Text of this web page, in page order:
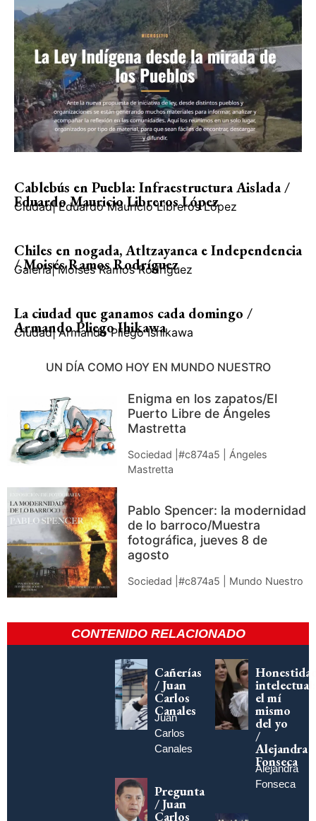
Cablebús en Puebla: Infraestructura Aislada /
Eduardo Mauricio Libreros López
Ciudad| Eduardo Mauricio Libreros López
Chiles en nogada, Atltzayanca e Independencia
/ Moisés Ramos Rodríguez
Galería| Moisés Ramos Rodríguez
La ciudad que ganamos cada domingo /
Armando Pliego Ihikawa
Ciudad| Armando Pliego Ishikawa
UN DÍA COMO HOY EN MUNDO NUESTRO
Enigma en los zapatos/El
Puerto Libre de Ángeles
Mastretta
Sociedad |#c874a5 | Ángeles
Mastretta
Pablo Spencer: la modernidad
de lo barroco/Muestra
fotográfica, jueves 8 de
agosto
Sociedad |#c874a5 | Mundo Nuestro
CONTENIDO RELACIONADO
Cañerías
/ Juan
Carlos
Canales
Juan
Carlos
Canales
Pregunta
/ Juan
Carlos
intelectual:
el mí
mismo
del yo
/
Alejandra
Fonseca
Alejandra
Fonseca